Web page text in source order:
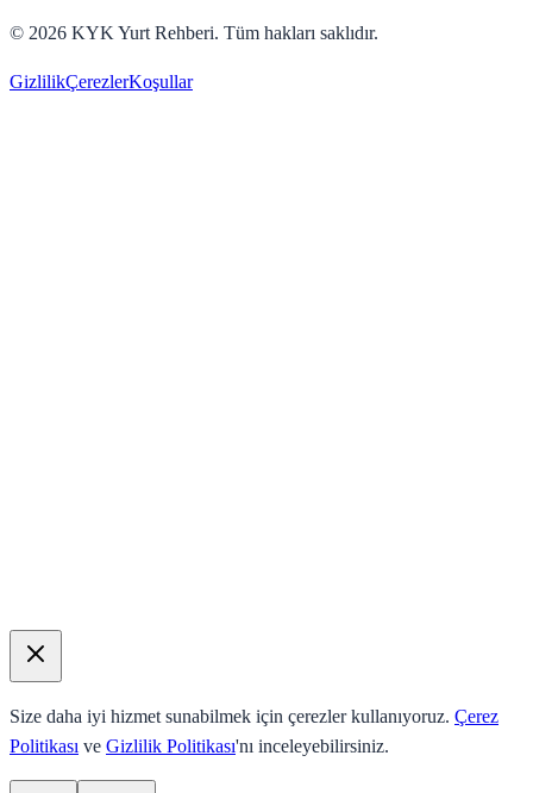
© 2026 KYK Yurt Rehberi. Tüm hakları saklıdır.
GizlilikÇerezlerKoşullar
Size daha iyi hizmet sunabilmek için çerezler kullanıyoruz. Çerez
Politikası ve Gizlilik Politikası'nı inceleyebilirsiniz.